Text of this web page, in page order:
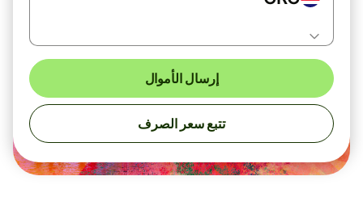
إرسال الأموال
تتبع سعر الصرف